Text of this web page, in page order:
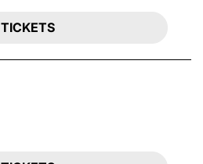
TICKETS